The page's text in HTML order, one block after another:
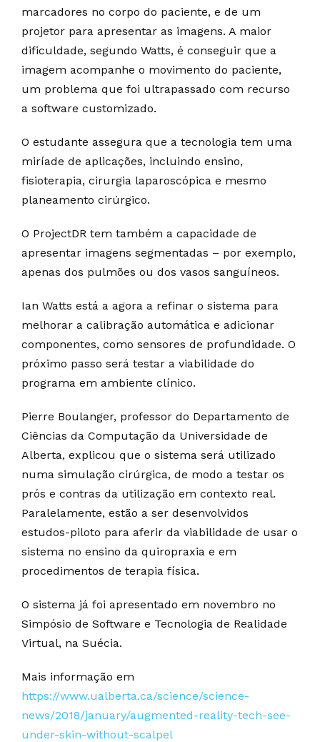
marcadores no corpo do paciente, e de um
projetor para apresentar as imagens. A maior
dificuldade, segundo Watts, é conseguir que a
imagem acompanhe o movimento do paciente,
um problema que foi ultrapassado com recurso
a software customizado.
O estudante assegura que a tecnologia tem uma
miríade de aplicações, incluindo ensino,
fisioterapia, cirurgia laparoscópica e mesmo
planeamento cirúrgico.
O ProjectDR tem também a capacidade de
apresentar imagens segmentadas – por exemplo,
apenas dos pulmões ou dos vasos sanguíneos.
Ian Watts está a agora a refinar o sistema para
melhorar a calibração automática e adicionar
componentes, como sensores de profundidade. O
próximo passo será testar a viabilidade do
programa em ambiente clínico.
Pierre Boulanger, professor do Departamento de
Ciências da Computação da Universidade de
Alberta, explicou que o sistema será utilizado
numa simulação cirúrgica, de modo a testar os
prós e contras da utilização em contexto real.
Paralelamente, estão a ser desenvolvidos
estudos-piloto para aferir da viabilidade de usar o
sistema no ensino da quiropraxia e em
procedimentos de terapia física.
O sistema já foi apresentado em novembro no
Simpósio de Software e Tecnologia de Realidade
Virtual, na Suécia.
Mais informação em
https://www.ualberta.ca/science/science-
news/2018/january/augmented-reality-tech-see-
under-skin-without-scalpel